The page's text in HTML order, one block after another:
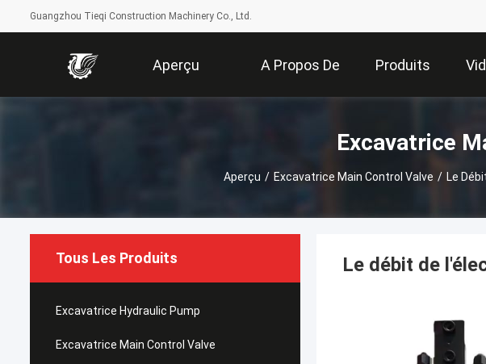
Guangzhou Tieqi Construction Machinery Co., Ltd.
Aperçu A Propos De
Nous
Produits
Excavatrice
Aperçu / Excavatrice Main Control Valve / Le
Tous Les Produits
Excavatrice Hydraulic Pump
Excavatrice Main Control Valve
Le débit de